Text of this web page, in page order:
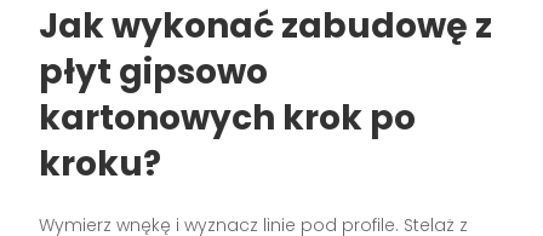
Jak wykonać zabudowę z
płyt gipsowo
kartonowych krok po
kroku?
Wymierz wnękę i wyznacz linie pod profile. Stelaż z